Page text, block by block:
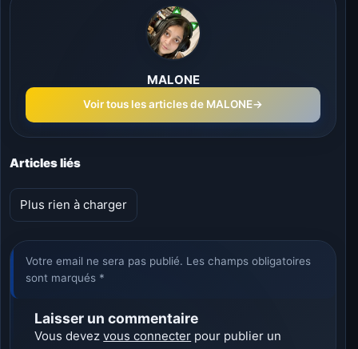
MALONE
Voir tous les articles de MALONE→
Articles liés
Plus rien à charger
Votre email ne sera pas publié. Les champs obligatoires
sont marqués *
Laisser un commentaire
Vous devezvous connecter pour publier un